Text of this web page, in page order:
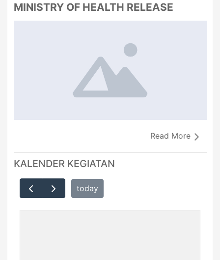
MINISTRY OF HEALTH RELEASE
Read More
KALENDER KEGIATAN
today